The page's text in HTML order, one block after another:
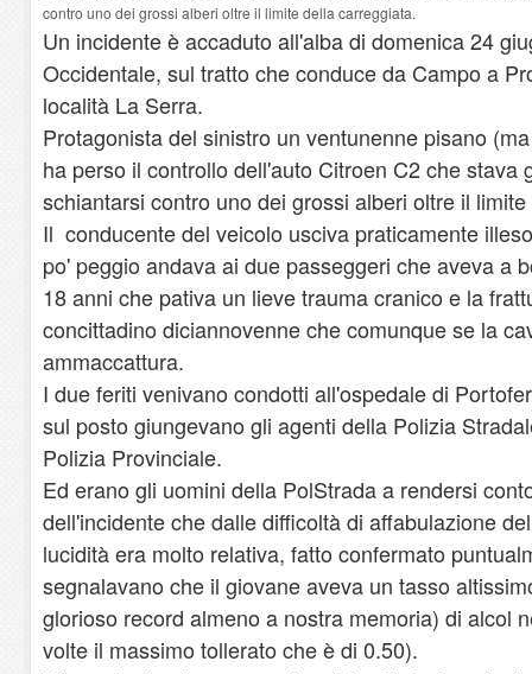
contro uno dei grossi alberi oltre il limite della carreggiata.
Un incidente è accaduto all'alba di domenica 24
Occidentale, sul tratto che conduce da Campo a
località La Serra.
Protagonista del sinistro un ventunenne pisano
ha perso il controllo dell'auto Citroen C2 che stava
schiantarsi contro uno dei grossi alberi oltre il
Il conducente del veicolo usciva praticamente
po' peggio andava ai due passeggeri che aveva a
18 anni che pativa un lieve trauma cranico e la
concittadino diciannovenne che comunque se la
ammaccattura.
I due feriti venivano condotti all'ospedale di
sul posto giungevano gli agenti della Polizia
Polizia Provinciale.
Ed erano gli uomini della PolStrada a rendersi
dell'incidente che dalle difficoltà di affabulazione
lucidità era molto relativa, fatto confermato
segnalavano che il giovane aveva un tasso
glorioso record almeno a nostra memoria) di alcol
volte il massimo tollerato che è di 0.50).